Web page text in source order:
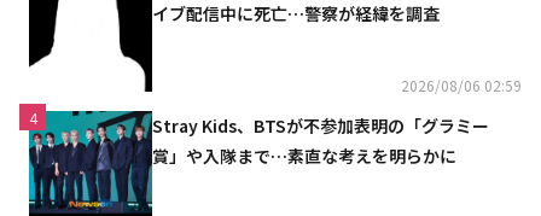
イブ配信中に死亡…警察が経緯を調査
2026/08/06 02:59
4
Stray Kids、BTSが不参加表明の「グラミー
賞」や入隊まで…素直な考えを明らかに